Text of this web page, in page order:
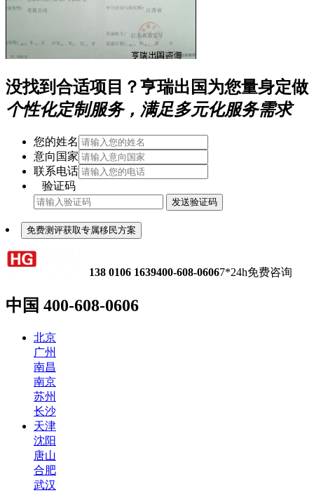
没找到合适项目？亨瑞出国为您量身定做
个性化定制服务，满足多元化服务需求
您的姓名
意向国家
联系电话
验证码
发送验证码
免费测评获取专属移民方案
138 0106 1639400-608-06067*24h免费咨询
中国 400-608-0606
北京
广州
南昌
南京
苏州
长沙
天津
沈阳
唐山
合肥
武汉